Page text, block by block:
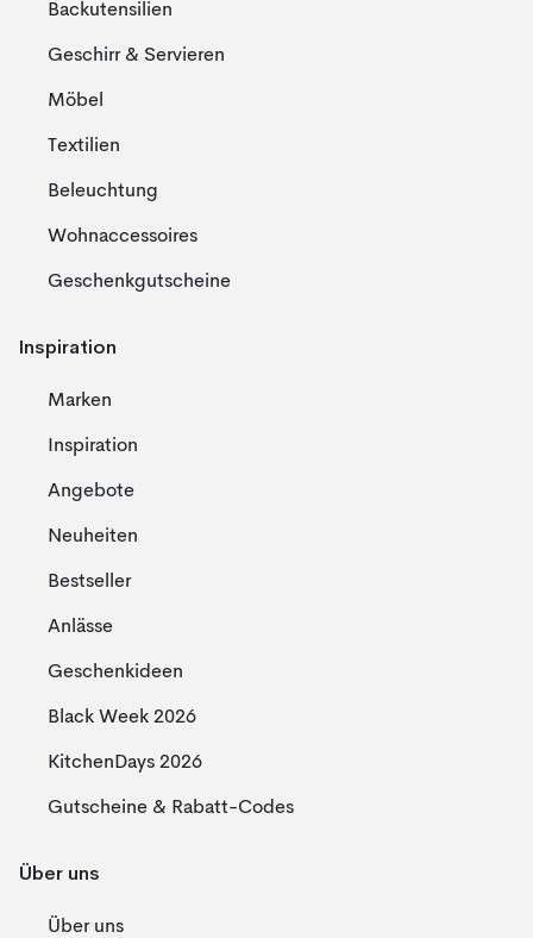
Backutensilien
Geschirr & Servieren
Möbel
Textilien
Beleuchtung
Wohnaccessoires
Geschenkgutscheine
Inspiration
Marken
Inspiration
Angebote
Neuheiten
Bestseller
Anlässe
Geschenkideen
Black Week 2026
KitchenDays 2026
Gutscheine & Rabatt-Codes
Über uns
Über uns